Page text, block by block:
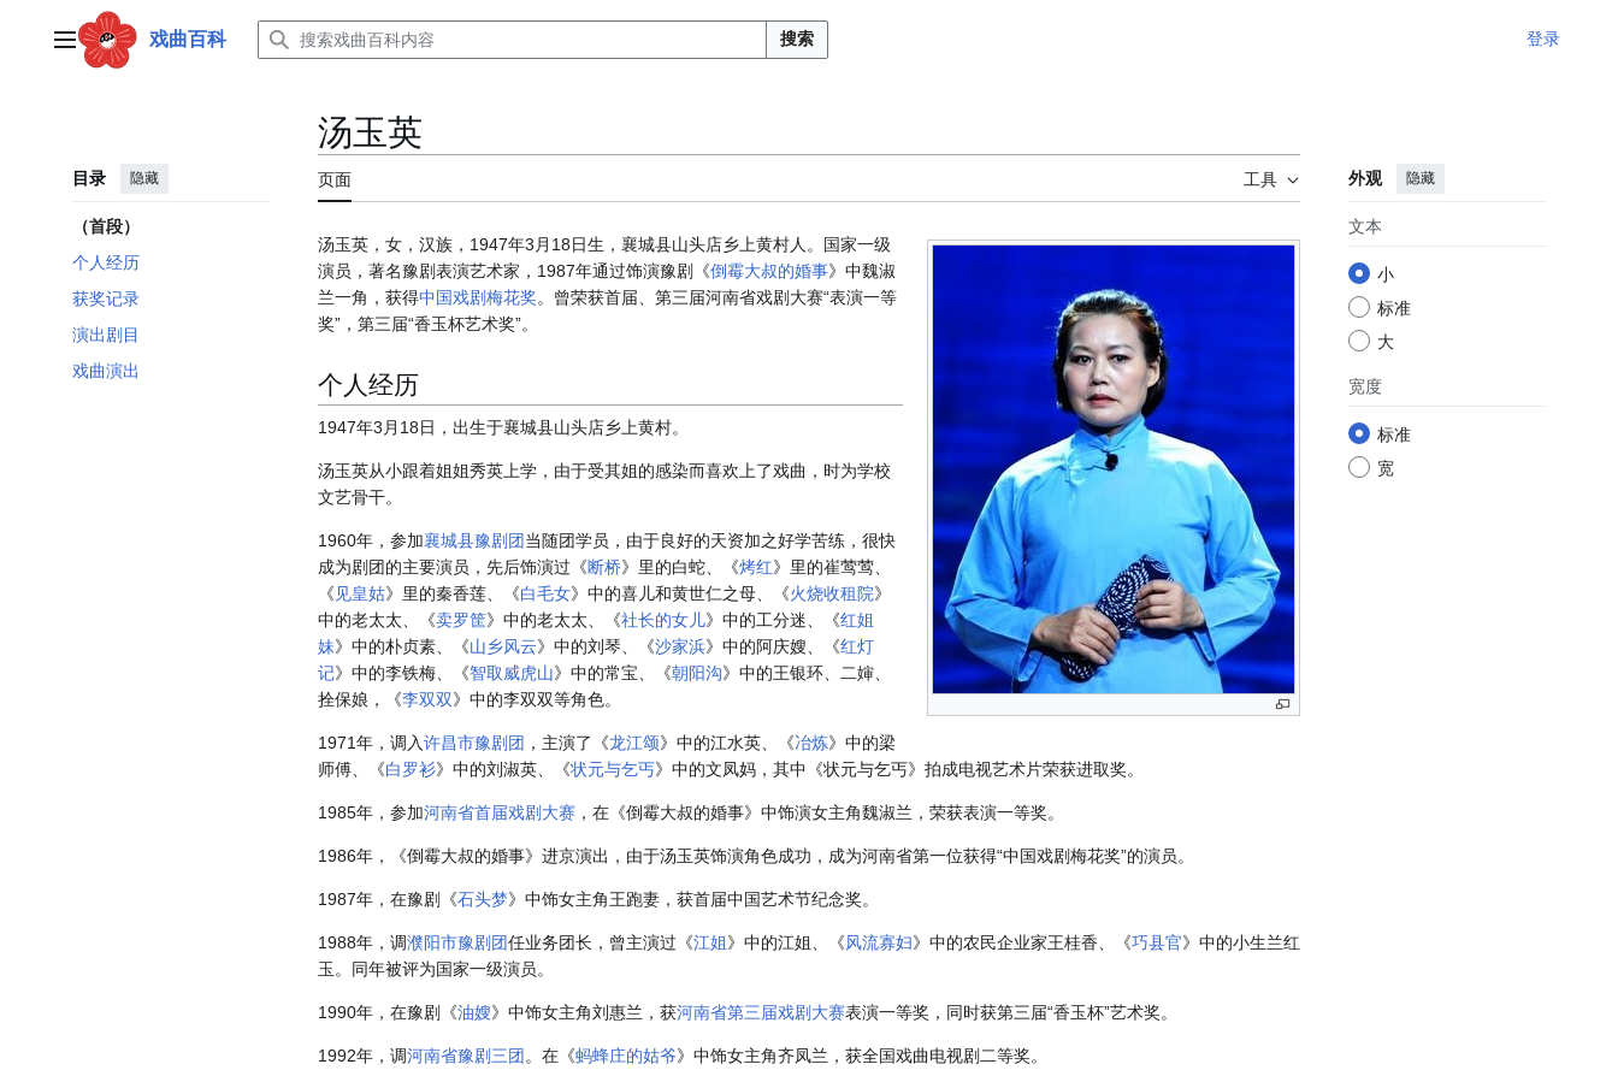
主菜单 戏曲百科 搜索 登录
目录 隐藏
（首段）
个人经历
获奖记录
演出剧目
戏曲演出
汤玉英
页面 工具 外观 隐藏
文本
小
标准
大
宽度
标准
宽
汤玉英，女，汉族，1947年3月18日生，襄城县山头店乡上黄村人。国家一级
演员，著名豫剧表演艺术家，1987年通过饰演豫剧《倒霉大叔的婚事》中魏淑
兰一角，获得中国戏剧梅花奖。曾荣获首届、第三届河南省戏剧大赛“表演一等
奖”，第三届“香玉杯艺术奖”。
个人经历
1947年3月18日，出生于襄城县山头店乡上黄村。
汤玉英从小跟着姐姐秀英上学，由于受其姐的感染而喜欢上了戏曲，时为学校
文艺骨干。
1960年，参加襄城县豫剧团当随团学员，由于良好的天资加之好学苦练，很快
成为剧团的主要演员，先后饰演过《断桥》里的白蛇、《烤红》里的崔莺莺、
《 见皇姑》里的秦香莲、《白毛女》中的喜儿和黄世仁之母、《火烧收租院》
中的老太太、《卖罗筐》中的老太太、《社长的女儿》中的工分迷、《红姐
妹》中的朴贞素、《山乡风云》中的刘琴、《沙家浜》中的阿庆嫂、《红灯
记》中的李铁梅、《智取威虎山》中的常宝、《朝阳沟》中的王银环、二婶、
拴保娘，《李双双》中的李双双等角色。
1971年，调入许昌市豫剧团 ，主演了《龙江颂》中的江水英、《冶炼》中的梁
师傅、《白罗衫》中的刘淑英、《状元与乞丐》中的文凤妈，其中《状元与乞丐》拍成电视艺术片荣获进取奖。
1985年，参加河南省首届戏剧大赛 ，在《倒霉大叔的婚事》中饰演女主角魏淑兰，荣获表演一等奖。
1986年，《倒霉大叔的婚事》进京演出，由于汤玉英饰演角色成功，成为河南省第一位获得“中国戏剧梅花奖”的演员。
1987年，在豫剧《石头梦》中饰女主角王跑妻，获首届中国艺术节纪念奖。
1988年，调濮阳市豫剧团任业务团长，曾主演过《江姐》中的江姐、《风流寡妇》中的农民企业家王桂香、《巧县官》中的小生兰红
玉。同年被评为国家一级演员。
1990年，在豫剧《油嫂》中饰女主角刘惠兰，获河南省第三届戏剧大赛表演一等奖，同时获第三届“香玉杯”艺术奖。
1992年，调河南省豫剧三团 。在《蚂蜂庄的姑爷》中饰女主角齐凤兰，获全国戏曲电视剧二等奖。